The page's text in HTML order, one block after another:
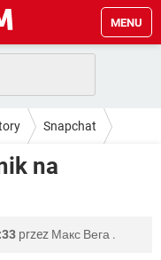
MENU
Snapchat
na
przez Макс Вега .